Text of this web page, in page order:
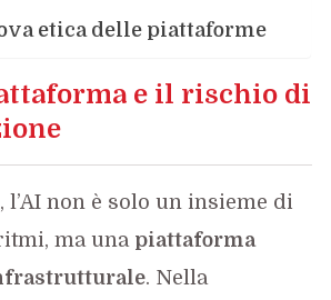
etica delle piattaforme
e il rischio di
l’AI non è solo un insieme di
ma una piattaforma
. Nella